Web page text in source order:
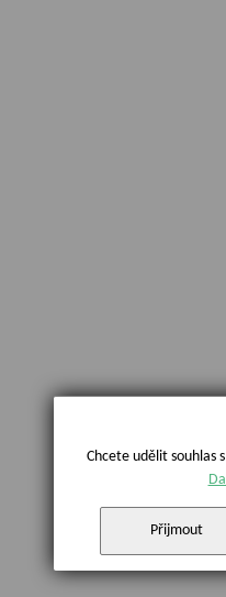
Chcete udělit souhlas
Přijmout